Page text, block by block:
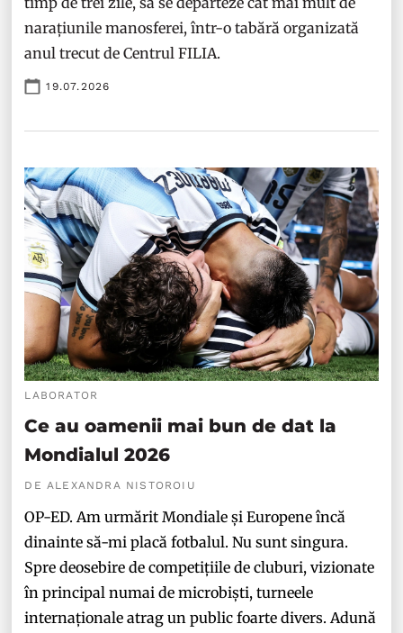
narațiunile manosferei, într-o tabără organizată
anul trecut de Centrul FILIA.
19.07.2026
LABORATOR
Ce au oamenii mai bun de dat la
Mondialul 2026
DE ALEXANDRA NISTOROIU
OP-ED. Am urmărit Mondiale și Europene încă
dinainte să-mi placă fotbalul. Nu sunt singura.
Spre deosebire de competițiile de cluburi, vizionate
în principal numai de microbiști, turneele
internaționale atrag un public foarte divers. Adună